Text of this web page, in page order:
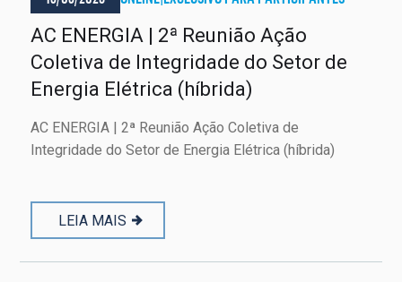
AC ENERGIA | 2ª Reunião Ação
Coletiva de Integridade do Setor de
Energia Elétrica (híbrida)
AC ENERGIA | 2ª Reunião Ação Coletiva de
Integridade do Setor de Energia Elétrica (híbrida)
LEIA MAIS